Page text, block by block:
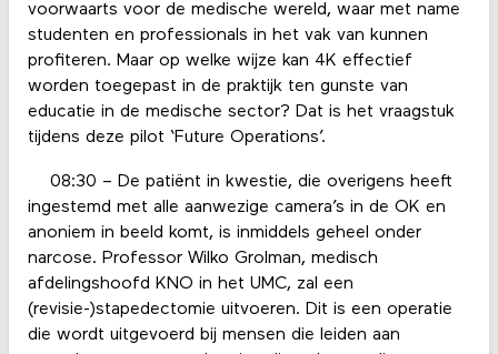
voorwaarts voor de medische wereld, waar met name
studenten en professionals in het vak van kunnen
profiteren. Maar op welke wijze kan 4K effectief
worden toegepast in de praktijk ten gunste van
educatie in de medische sector? Dat is het vraagstuk
tijdens deze pilot ‘Future Operations’.
08:30 – De patiënt in kwestie, die overigens heeft
ingestemd met alle aanwezige camera’s in de OK en
anoniem in beeld komt, is inmiddels geheel onder
narcose. Professor Wilko Grolman, medisch
afdelingshoofd KNO in het UMC, zal een
(revisie-)stapedectomie uitvoeren. Dit is een operatie
die wordt uitgevoerd bij mensen die leiden aan